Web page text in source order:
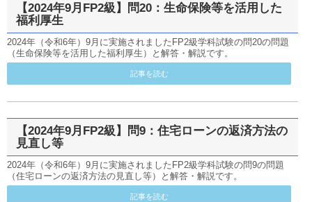
【2024年9月FP2級】問20：生命保険等を活用した
福利厚生
2024年（令和6年）9月に実施されましたFP2級学科試験の問20の問題
（生命保険等を活用した福利厚生）と解答・解説です。
記事を読む
【2024年9月FP2級】問9：住宅ローンの返済方法の
見直し等
2024年（令和6年）9月に実施されましたFP2級学科試験の問9の問題
（住宅ローンの返済方法の見直し等）と解答・解説です。
記事を読む